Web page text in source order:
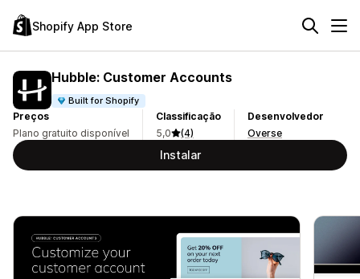
Shopify App Store
Hubble: Customer Accounts
Built for Shopify
Preços
Plano gratuito disponível
Classificação
5,0
(4)
Desenvolvedor
Overse
Instalar